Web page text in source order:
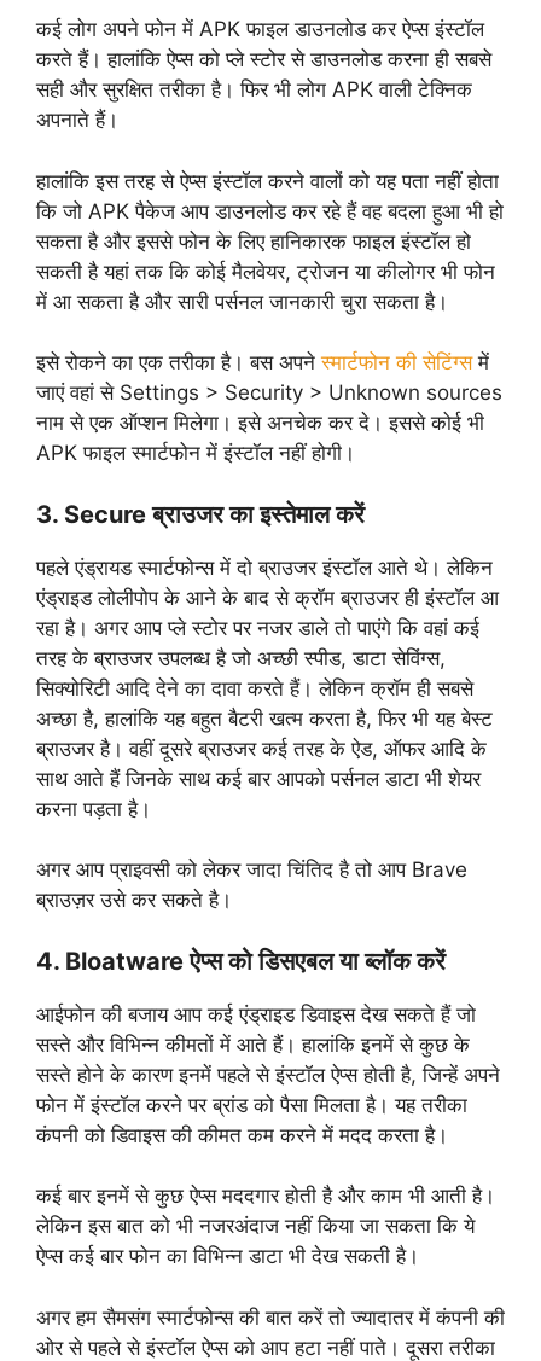
कई लोग अपने फोन में APK फाइल डाउनलोड कर ऐप्स इंस्टॉल
करते हैं। हालांकि ऐप्स को प्ले स्टोर से डाउनलोड करना ही सबसे
सही और सुरक्षित तरीका है। फिर भी लोग APK वाली टेक्निक
अपनाते हैं।
हालांकि इस तरह से ऐप्स इंस्टॉल करने वालों को यह पता नहीं होता
कि जो APK पैकेज आप डाउनलोड कर रहे हैं वह बदला हुआ भी हो
सकता है और इससे फोन के लिए हानिकारक फाइल इंस्टॉल हो
सकती है यहां तक कि कोई मैलवेयर, ट्रोजन या कीलोगर भी फोन
में आ सकता है और सारी पर्सनल जानकारी चुरा सकता है।
इसे रोकने का एक तरीका है। बस अपनेस्मार्टफोन की सेटिंग्समें
जाएं वहां से Settings > Security > Unknown sources
नाम से एक ऑप्शन मिलेगा। इसे अनचेक कर दे। इससे कोई भी
APK फाइल स्मार्टफोन में इंस्टॉल नहीं होगी।
3. Secure ब्राउजर का इस्तेमाल करें
पहले एंड्रायड स्मार्टफोन्स में दो ब्राउजर इंस्टॉल आते थे। लेकिन
एंड्राइड लोलीपोप के आने के बाद से क्रॉम ब्राउजर ही इंस्टॉल आ
रहा है। अगर आप प्ले स्टोर पर नजर डाले तो पाएंगे कि वहां कई
तरह के ब्राउजर उपलब्ध है जो अच्छी स्पीड, डाटा सेविंग्स,
सिक्योरिटी आदि देने का दावा करते हैं। लेकिन क्रॉम ही सबसे
अच्छा है, हालांकि यह बहुत बैटरी खत्म करता है, फिर भी यह बेस्ट
ब्राउजर है। वहीं दूसरे ब्राउजर कई तरह के ऐड, ऑफर आदि के
साथ आते हैं जिनके साथ कई बार आपको पर्सनल डाटा भी शेयर
करना पड़ता है।
अगर आप प्राइवसी को लेकर जादा चिंतिद है तो आप Brave
ब्राउज़र उसे कर सकते है।
4. Bloatware ऐप्स को डिसएबल या ब्लॉक करें
आईफोन की बजाय आप कई एंड्राइड डिवाइस देख सकते हैं जो
सस्ते और विभिन्न कीमतों में आते हैं। हालांकि इनमें से कुछ के
सस्ते होने के कारण इनमें पहले से इंस्टॉल ऐप्स होती है, जिन्हें अपने
फोन में इंस्टॉल करने पर ब्रांड को पैसा मिलता है। यह तरीका
कंपनी को डिवाइस की कीमत कम करने में मदद करता है।
कई बार इनमें से कुछ ऐप्स मददगार होती है और काम भी आती है।
लेकिन इस बात को भी नजरअंदाज नहीं किया जा सकता कि ये
ऐप्स कई बार फोन का विभिन्न डाटा भी देख सकती है।
अगर हम सैमसंग स्मार्टफोन्स की बात करें तो ज्यादातर में कंपनी की
ओर से पहले से इंस्टॉल ऐप्स को आप हटा नहीं पाते। दूसरा तरीका